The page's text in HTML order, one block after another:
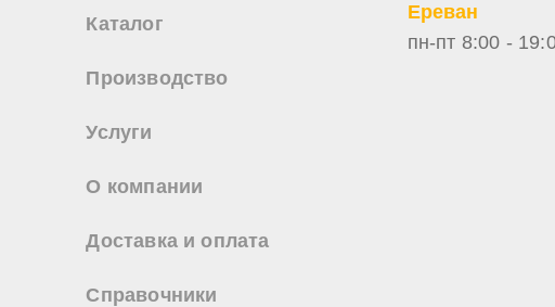
Каталог
Производство
Услуги
О компании
Доставка и оплата
Справочники
Ереван
пн-пт 8:00 -